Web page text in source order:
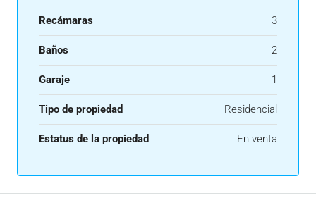
Recámaras 3
Baños 2
Garaje 1
Tipo de propiedad Residencial
Estatus de la propiedad En venta